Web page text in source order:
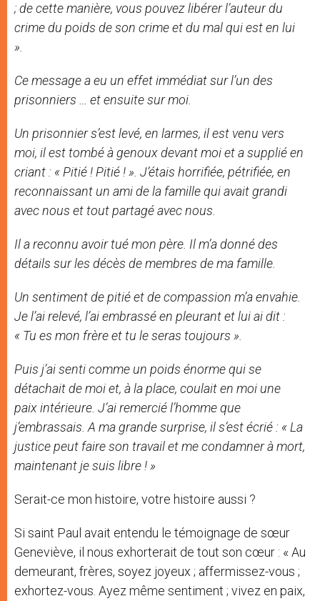
; de cette manière, vous pouvez libérer l’auteur du
crime du poids de son crime et du mal qui est en lui
».
Ce message a eu un effet immédiat sur l’un des
prisonniers … et ensuite sur moi.
Un prisonnier s’est levé, en larmes, il est venu vers
moi, il est tombé à genoux devant moi et a supplié en
criant : « Pitié ! Pitié ! ». J’étais horrifiée, pétrifiée, en
reconnaissant un ami de la famille qui avait grandi
avec nous et tout partagé avec nous.
Il a reconnu avoir tué mon père. Il m’a donné des
détails sur les décès de membres de ma famille.
Un sentiment de pitié et de compassion m’a envahie.
Je l’ai relevé, l’ai embrassé en pleurant et lui ai dit :
« Tu es mon frère et tu le seras toujours ».
Puis j’ai senti comme un poids énorme qui se
détachait de moi et, à la place, coulait en moi une
paix intérieure. J’ai remercié l’homme que
j’embrassais. A ma grande surprise, il s’est écrié : « La
justicepeut faire son travail et me condamner à mort,
maintenant je suis libre ! »
Serait-ce mon histoire, votre histoire aussi ?
Si saint Paul avait entendu le témoignage de sœur
Geneviève, il nous exhorterait de tout son cœur : « Au
demeurant, frères, soyez joyeux ; affermissez-vous ;
exhortez-vous. Ayez même sentiment ; vivez en paix,